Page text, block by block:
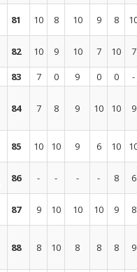
81 10 8 10 9 8
82 10 9 10 7 10
7
83 7 0 9 0 0
-
84 7 8 9 10 10 9
85 10 10 9 6 10
86 - - - - 8
6
87 9 10 10 10 9
8
88 8 10 8 8 8 9